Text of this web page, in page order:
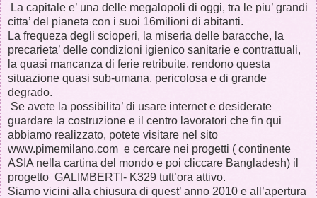
La capitale e’ una delle megalopoli di oggi, tra le piu’ grandi
citta’ del pianeta con i suoi 16milioni di abitanti.
La frequeza degli scioperi, la miseria delle baracche, la
precarieta’ delle condizioni igienico sanitarie e contrattuali,
la quasi mancanza di ferie retribuite, rendono questa
situazione quasi sub-umana, pericolosa e di grande
degrado.
Se avete la possibilita’ di usare internet e desiderate
guardare la costruzione e il centro lavoratori che fin qui
abbiamo realizzato, potete visitare nel sito
www.pimemilano.com e cercare nei progetti ( continente
ASIA nella cartina del mondo e poi cliccare Bangladesh) il
progetto GALIMBERTI- K329 tutt’ora attivo.
Siamo vicini alla chiusura di quest’ anno 2010 e all’apertura